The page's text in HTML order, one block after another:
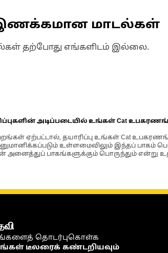
இணக்கமான மாடல்கள்
தற்போது எங்களிடம் இல்லை.
அடிப்படையில் உங்கள் Cat
ஏற்பட்டால், தயாரிப்பு உங்கள் Cat
உள்ளமைவிலும் இந்தப் பாகம்
பாகங்களுக்கும் பொருந்தும் என்று
தொடர்புகொள்க
டீலரைக் கண்டறியவும்